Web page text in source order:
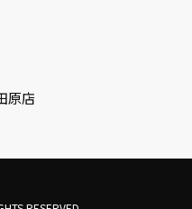
原店